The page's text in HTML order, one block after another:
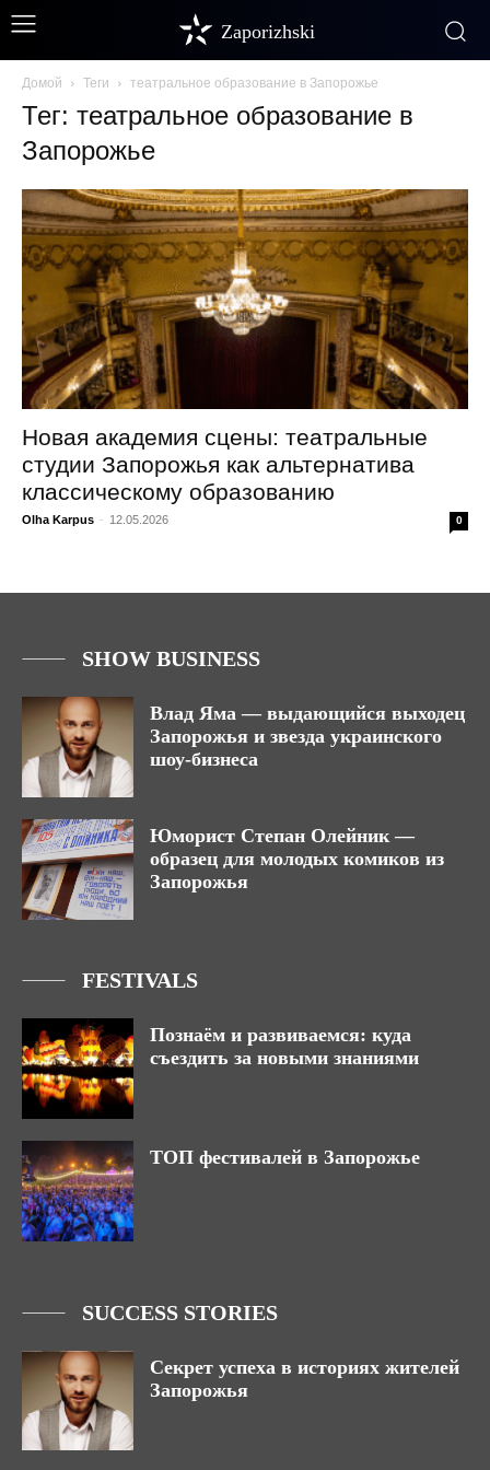
Zaporizhski
Домой Теги театральное образование в Запорожье
Тег: театральное образование в
Запорожье
Новая академия сцены: театральные
студии Запорожья как альтернатива
классическому образованию
Olha Karpus - 12.05.2026 0
SHOW BUSINESS
Влад Яма — выдающийся выходец
Запорожья и звезда украинского
шоу-бизнеса
Юморист Степан Олейник —
образец для молодых комиков из
Запорожья
FESTIVALS
Познаём и развиваемся: куда
съездить за новыми знаниями
ТОП фестивалей в Запорожье
SUCCESS STORIES
Секрет успеха в историях жителей
Запорожья